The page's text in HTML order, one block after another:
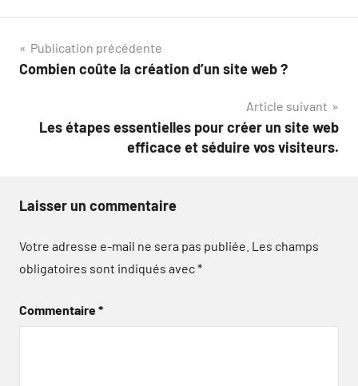
Navigation
de
Publication précédente
Combien coûte la création d’un site web ?
Article suivant
Les étapes essentielles pour créer un site web
efficace et séduire vos visiteurs.
Laisser un commentaire
Votre adresse e-mail ne sera pas publiée. Les champs
obligatoires sont indiqués avec*
Commentaire*